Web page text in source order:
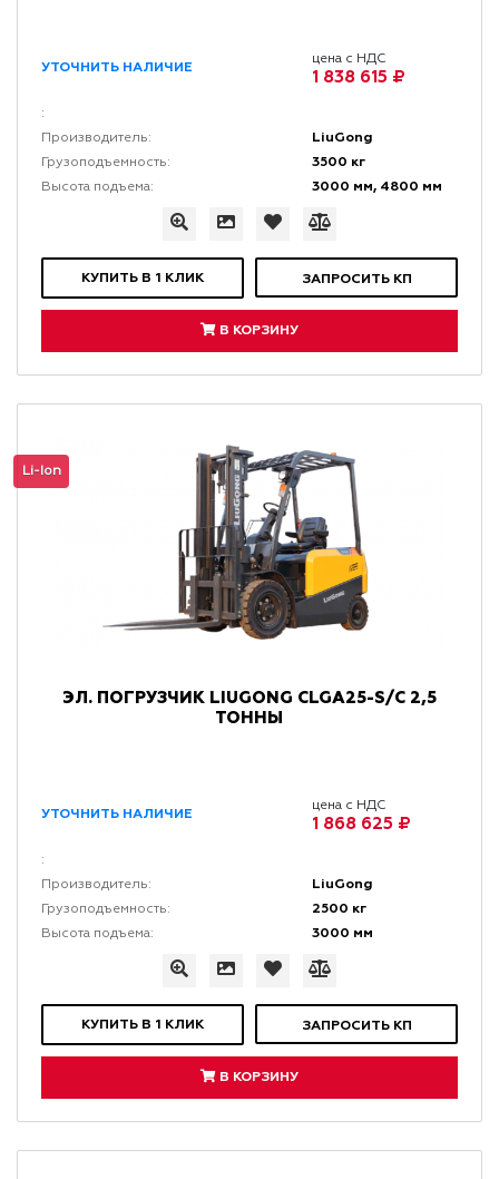
УТОЧНИТЬ НАЛИЧИЕ
цена с НДС
1 838 615 ₽
:
Производитель:
LiuGong
Грузоподъемность: 3500 кг
Высота подъема: 3000 мм, 4800 мм
КУПИТЬ В 1 КЛИК ЗАПРОСИТЬ КП
В КОРЗИНУ
Li-Ion
ЭЛ. ПОГРУЗЧИК LIUGONG CLGA25-S/C 2,5
ТОННЫ
УТОЧНИТЬ НАЛИЧИЕ
цена с НДС
1 868 625 ₽
:
Производитель:
LiuGong
Грузоподъемность: 2500 кг
Высота подъема: 3000 мм
КУПИТЬ В 1 КЛИК ЗАПРОСИТЬ КП
В КОРЗИНУ